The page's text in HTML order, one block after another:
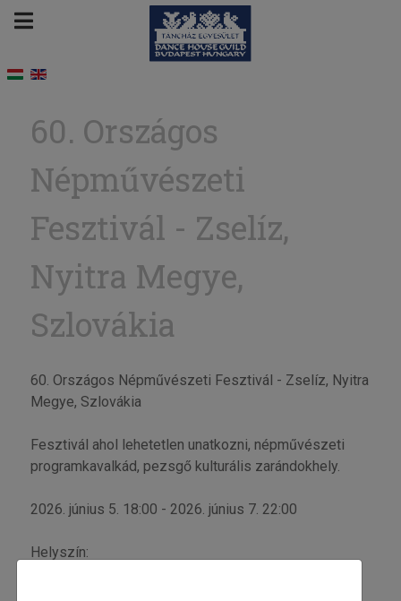
60. Országos
Népművészeti
Fesztivál - Zselíz,
Nyitra Megye,
Szlovákia
60. Országos Népművészeti Fesztivál - Zselíz, Nyitra
Megye, Szlovákia
Fesztivál ahol lehetetlen unatkozni, népművészeti
programkavalkád, pezsgő kulturális zarándokhely.
2026. június 5. 18:00 - 2026. június 7. 22:00
Helyszín: